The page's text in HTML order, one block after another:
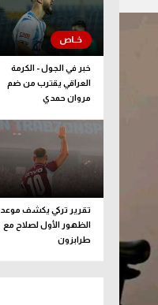
خبر في الجول - الكرمة
العراقي يقترب من ضم
مروان حمدي
تقرير تركي يكشف موعد
الظهور الأول لصلاح مع
طرابزون